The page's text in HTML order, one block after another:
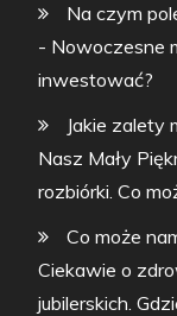
Na czym
- Nowoczesne
inwestować?
Jakie zalety
Nasz Mały
rozbiórki. Co
Co może
Ciekawie o
jubilerskich.